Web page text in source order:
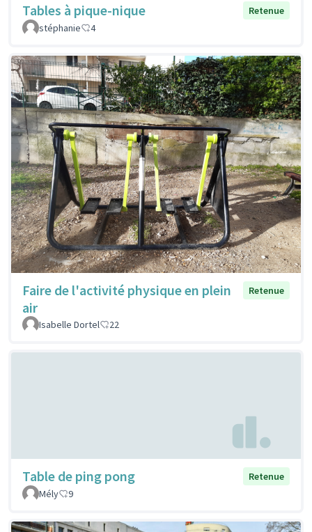
Tables à pique-nique
Retenue
stéphanie
4
Faire de l'activité physique en plein
air
Retenue
Isabelle Dortel 22
Table de ping pong
Retenue
Mély
9